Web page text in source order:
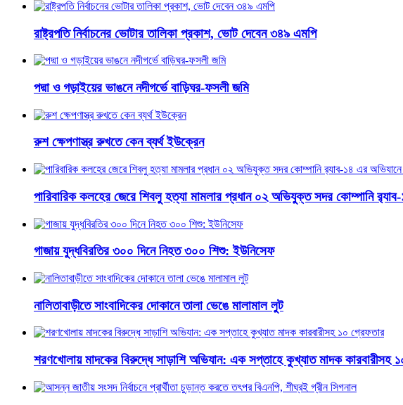
রাষ্ট্রপতি নির্বাচনের ভোটার তালিকা প্রকাশ, ভোট দেবেন ৩৪৯ এমপি
পদ্মা ও গড়াইয়ের ভাঙনে নদীগর্ভে বাড়িঘর-ফসলী জমি
রুশ ক্ষেপণাস্ত্র রুখতে কেন ব্যর্থ ইউক্রেন
পারিবারিক কলহের জেরে শিবলু হত্যা মামলার প্রধান ০২ অভিযুক্ত সদর কোম্পানি
গাজায় যুদ্ধবিরতির ৩০০ দিনে নিহত ৩০০ শিশু: ইউনিসেফ
নালিতাবাড়ীতে সাংবাদিকের দোকানে তালা ভেঙে মালামাল লুট
শরণখোলায় মাদকের বিরুদ্ধে সাড়াশি অভিযান: এক সপ্তাহে কুখ্যাত মাদক কারবারীসহ